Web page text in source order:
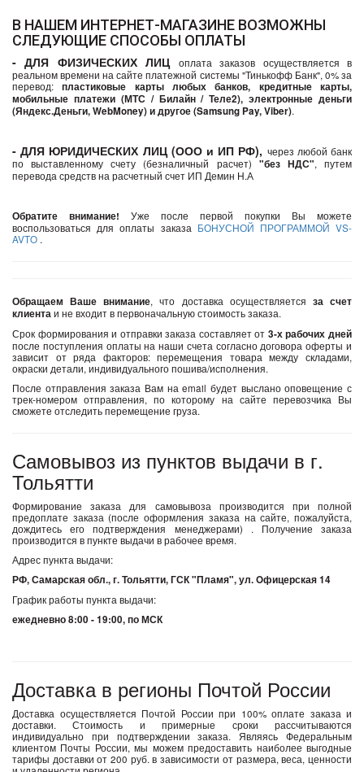
В НАШЕМ ИНТЕРНЕТ-МАГАЗИНЕ ВОЗМОЖНЫ
СЛЕДУЮЩИЕ СПОСОБЫ ОПЛАТЫ
- ДЛЯ ФИЗИЧЕСКИХ ЛИЦ
оплата заказов осуществляется в
реальном времени на сайте платежной системы "Тинькофф Банк", 0% за
перевод:пластиковые карты любых банков, кредитные карты,
мобильные платежи (МТС / Билайн / Теле2), электронные деньги
(Яндекс.Деньги, WebMoney) и другое (Samsung Pay, Viber).
- ДЛЯ ЮРИДИЧЕСКИХ ЛИЦ (ООО и ИП РФ), через любой банк
по выставленному счету (безналичный расчет) "без НДС", путем
перевода средств на расчетный счет ИП Демин Н.А
Обратите внимание! Уже после первой покупки Вы можете
воспользоваться для оплаты заказа БОНУСНОЙ ПРОГРАММОЙ VS-
AVTO .
Обращаем Ваше внимание, что доставка осуществляется за счет
клиентаи не входит в первоначальную стоимость заказа.
Срок формирования и отправки заказа составляет от 3-х рабочих дней
после поступления оплаты на наши счета согласно договора оферты и
зависит от ряда факторов: перемещения товара между складами,
окраски детали, индивидуального пошива/исполнения.
После отправления заказа Вам на email будет выслано оповещение с
трек-номером отправления, по которому на сайте перевозчика Вы
сможете отследить перемещение груза.
Самовывоз из пунктов выдачи в г.
Тольятти
Формирование заказа для самовывоза производится при полной
предоплате заказа (после оформления заказа на сайте, пожалуйста,
дождитесь его подтверждения менеджерами) . Получение заказа
производится в пункте выдачи в рабочее время.
Адрес пункта выдачи:
РФ, Самарская обл., г. Тольятти, ГСК "Пламя", ул. Oфицерская 14
График работы пункта выдачи:
ежедневно 8:00 - 19:00, по МСК
Доставка в регионы Почтой России
Доставка осуществляется Почтой России при 100% оплате заказа и
доставки. Стоимость и примерные сроки рассчитываются
индивидуально при подтверждении заказа. Являясь Федеральным
клиентом Почты России, мы можем предоставить наиболее выгодные
тарифы доставки от 200 руб. в зависимости от размера, веса, ценности